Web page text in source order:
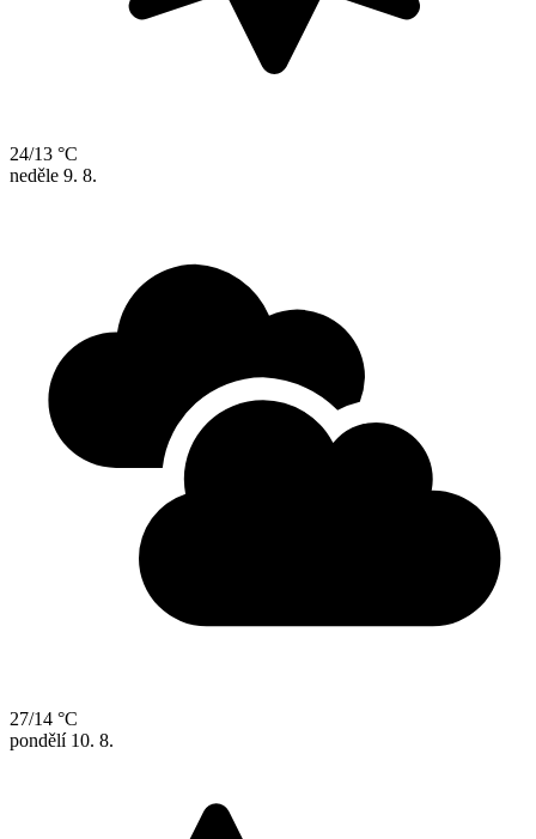
24/13 °C
neděle 9. 8.
27/14 °C
pondělí 10. 8.